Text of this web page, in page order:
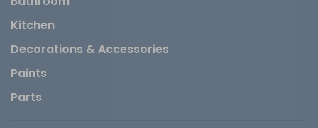
Kitchen
Decorations & Accessories
Paints
Parts